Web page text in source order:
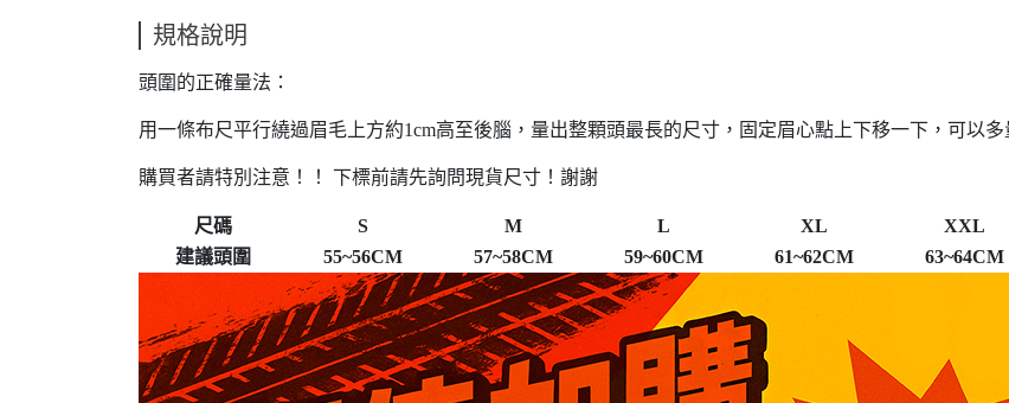
規格說明
頭圍的正確量法：
用一條布尺平行繞過眉毛上方約1cm高至後腦，量出整顆頭最長的尺寸，固定眉心點上下移一下，可以多
購買者請特別注意！！ 下標前請先詢問現貨尺寸！謝謝
尺碼 S M L XL
XXL
建議頭圍
55~56CM 57~58CM 59~60CM 61~62CM 63~64CM